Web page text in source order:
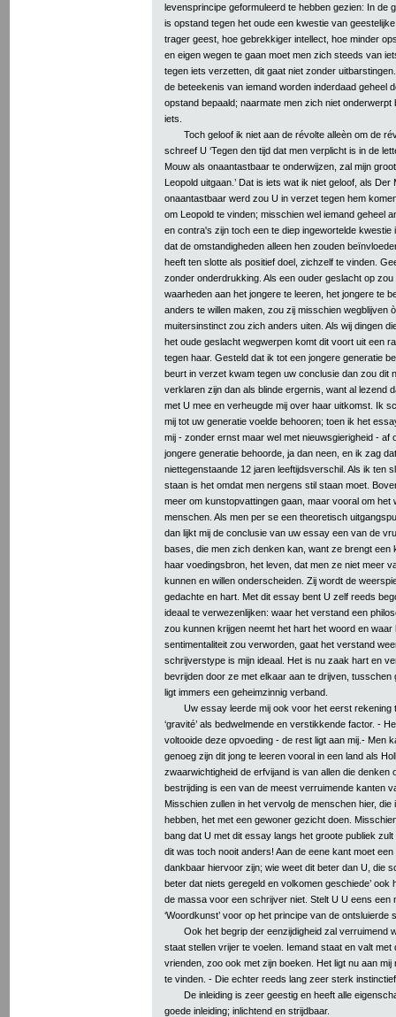
levensprincipe geformuleerd te hebben gezien: In de
is opstand tegen het oude een kwestie van
trager geest, hoe gebrekkiger intellect, hoe minder
en eigen wegen te gaan moet men zich steeds van
tegen iets verzetten, dit gaat niet zonder
de beteekenis van iemand worden inderdaad geheel
opstand bepaald; naarmate men zich niet onderwerpt
iets.
Toch geloof ik niet aan de révolte alleèn om de
schreef U ‘Tegen den tijd dat men verplicht is in de
Mouw als onaantastbaar te onderwijzen, zal mijn
Leopold uitgaan.’ Dat is iets wat ik niet geloof, als Der
onaantastbaar werd zou U in verzet tegen hem
om Leopold te vinden; misschien wel iemand geheel
en contra's zijn toch een te diep ingewortelde kwestie
dat de omstandigheden alleen hen zouden
heeft ten slotte als positief doel, zichzelf te vinden.
zonder onderdrukking. Als een ouder geslacht op zou
waarheden aan het jongere te leeren, het jongere te
anders te willen maken, zou zij misschien wegblijven
muitersinstinct zou zich anders uiten. Als wij dingen
het oude geslacht wegwerpen komt dit voort uit een
tegen haar. Gesteld dat ik tot een jongere generatie
beurt in verzet kwam tegen uw conclusie dan zou dit
verklaren zijn dan als blinde ergernis, want al lezend
met U mee en verheugde mij over haar uitkomst. Ik
mij tot uw generatie voelde behooren; toen ik het
mij - zonder ernst maar wel met nieuwsgierigheid - af
jongere generatie behoorde, ja dan neen, en ik zag
niettegenstaande 12 jaren leeftijdsverschil. Als ik ten
staan is het omdat men nergens stil staan moet.
meer om kunstopvattingen gaan, maar vooral om het
menschen. Als men per se een theoretisch
dan lijkt mij de conclusie van uw essay een van de
bases, die men zich denken kan, want ze brengt een
haar voedingsbron, het leven, dat men ze niet meer
kunnen en willen onderscheiden. Zij wordt de
gedachte en hart. Met dit essay bent U zelf reeds
ideaal te verwezenlijken: waar het verstand een
zou kunnen krijgen neemt het hart het woord en waar
sentimentaliteit zou verworden, gaat het verstand
schrijverstype is mijn ideaal. Het is nu zaak hart en
bevrijden door ze met elkaar aan te drijven, tusschen
ligt immers een geheimzinnig verband.
Uw essay leerde mij ook voor het eerst rekening
‘gravité’ als bedwelmende en verstikkende factor. -
voltooide deze opvoeding - de rest ligt aan mij.- Men
genoeg zijn dit jong te leeren vooral in een land als
zwaarwichtigheid de erfvijand is van allen die denken
bestrijding is een van de meest verruimende kanten
Misschien zullen in het vervolg de menschen hier, die
hebben, het met een gewoner gezicht doen.
bang dat U met dit essay langs het groote publiek
dit was toch nooit anders! Aan de eene kant moet
dankbaar hiervoor zijn; wie weet dit beter dan U, die
beter dat niets geregeld en volkomen geschiede’ ook
de massa voor een schrijver niet. Stelt U U eens een
‘Woordkunst’ voor op het principe van de ontsluierde
Ook het begrip der eenzijdigheid zal verruimend
staat stellen vrijer te voelen. Iemand staat en valt met
vrienden, zoo ook met zijn boeken. Het ligt nu aan mij
te vinden. - Die echter reeds lang zeer sterk
De inleiding is zeer geestig en heeft alle
goede inleiding; inlichtend en strijdbaar.